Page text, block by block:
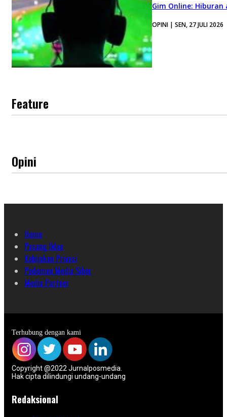
Gim Online:
OPINI | SEN, 27 JULI 2026
Feature
Opini
Home
Pasang Iklan
Kebijakan Privasi
Pedoman Media Siber
Media Partner
Terhubung dengan kami
Copyright @2022 Jurnalposmedia.
Hak cipta dilindungi undang-undang
Redaksional